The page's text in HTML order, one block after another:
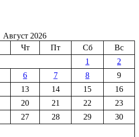
Август 2026
Чт Пт Сб
Вс
1
2
6 7 8
9
13 14 15
16
20 21 22
23
27 28 29
30